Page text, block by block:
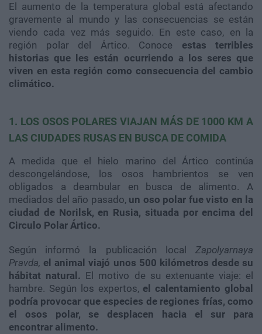
El aumento de la temperatura global está afectando
gravemente al mundo y las consecuencias se están
viendo cada vez más seguido. En este caso, en la
región polar del Ártico. Conoce estas terribles
historias que les están ocurriendo a los seres que
viven en esta región como consecuencia del cambio
climático.
1. LOS OSOS POLARES VIAJAN MÁS DE 1000 KM A
LAS CIUDADES RUSAS EN BUSCA DE COMIDA
A medida que el hielo marino del Ártico continúa
descongelándose, los osos hambrientos se ven
obligados a deambular en busca de alimento. A
mediados del año pasado, un oso polar fue visto en la
ciudad de Norilsk, en Rusia, situada por encima del
Circulo Polar Ártico.
Según informó la publicación local Zapolyarnaya
Pravda, el animal viajó unos 500 kilómetros desde su
hábitat natural. El motivo de su extenuante viaje: el
hambre. Según los expertos, el calentamiento global
podría provocar que especies de regiones frías, como
el osos polar, se desplacen hacia el sur para
encontrar alimento.